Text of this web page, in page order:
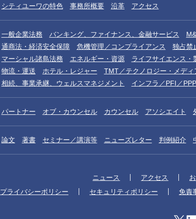
シティユーワの特色 事務所概要 沿革 アクセス
一般企業法務 バンキング、ファイナンス、金融サービス
通商法・経済安全保障
危機管理／コンプライアンス 独占禁
マーシャル諸島法務
エネルギー・資源 ライフサイエンス・
物流・運送
ホテル・レジャー TMT／テクノロジー・メディ
相続、事業承継、ウェルスマネジメント
インフラ／PFI／PPP
パートナー オブ・カウンセル カウンセル アソシエイト
論文 著書 セミナー／講演等 ニューズレター 判例紹介
ニュース アクセス
プライバシーポリシー
セキュリティポリシー 免責